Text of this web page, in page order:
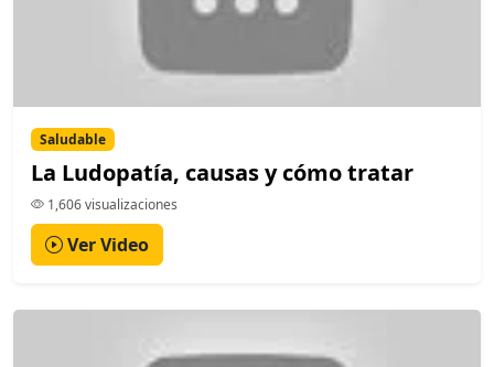
Saludable
La Ludopatía, causas y cómo tratar
1,606 visualizaciones
Ver Video